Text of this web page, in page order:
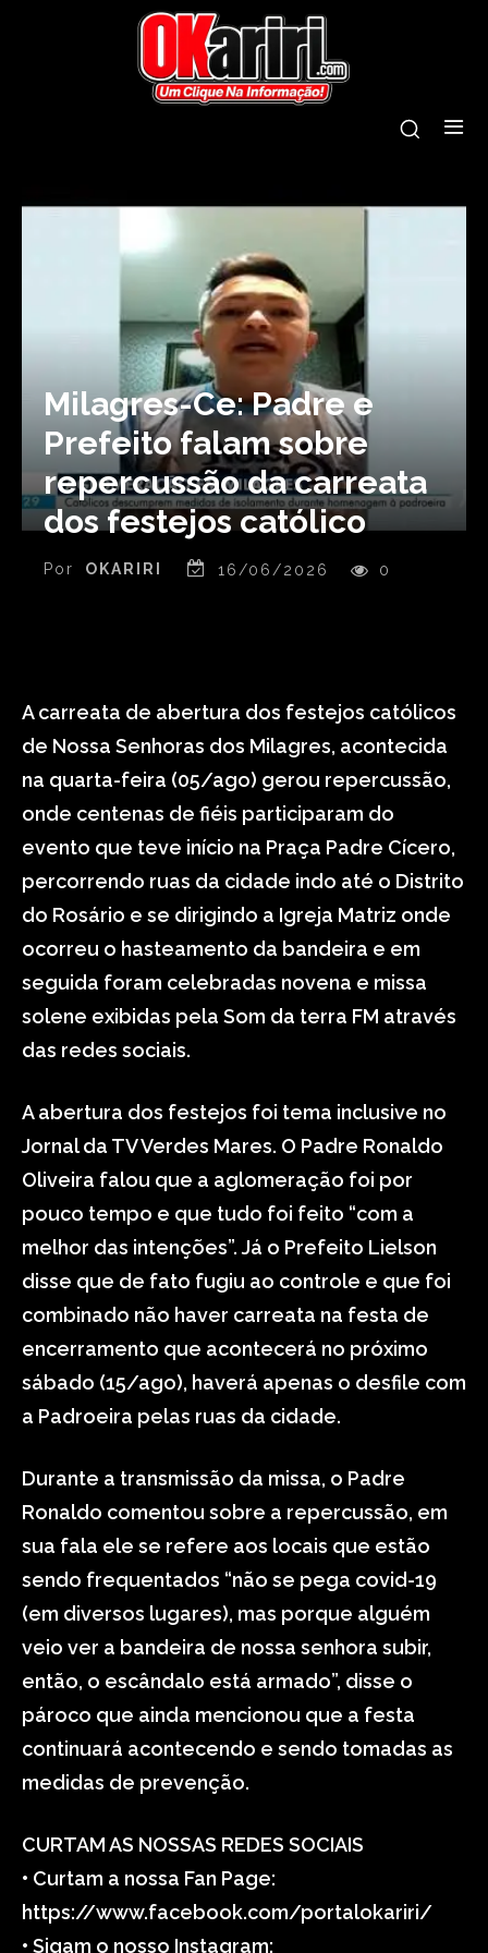
Milagres-Ce: Padre e
Prefeito falam sobre
repercussão da carreata
dos festejos católico
Por OKARIRI 16/06/2026 0
A carreata de abertura dos festejos católicos
de Nossa Senhoras dos Milagres, acontecida
na quarta-feira (05/ago) gerou repercussão,
onde centenas de fiéis participaram do
evento que teve início na Praça Padre Cícero,
percorrendo ruas da cidade indo até o Distrito
do Rosário e se dirigindo a Igreja Matriz onde
ocorreu o hasteamento da bandeira e em
seguida foram celebradas novena e missa
solene exibidas pela Som da terra FM através
das redes sociais.
A abertura dos festejos foi tema inclusive no
Jornal da TV Verdes Mares. O Padre Ronaldo
Oliveira falou que a aglomeração foi por
pouco tempo e que tudo foi feito “com a
melhor das intenções”. Já o Prefeito Lielson
disse que de fato fugiu ao controle e que foi
combinado não haver carreata na festa de
encerramento que acontecerá no próximo
sábado (15/ago), haverá apenas o desfile com
a Padroeira pelas ruas da cidade.
Durante a transmissão da missa, o Padre
Ronaldo comentou sobre a repercussão, em
sua fala ele se refere aos locais que estão
sendo frequentados “não se pega covid-19
(em diversos lugares), mas porque alguém
veio ver a bandeira de nossa senhora subir,
então, o escândalo está armado”, disse o
pároco que ainda mencionou que a festa
continuará acontecendo e sendo tomadas as
medidas de prevenção.
CURTAM AS NOSSAS REDES SOCIAIS
• Curtam a nossa Fan Page:
https://www.facebook.com/portalokariri/
• Sigam o nosso Instagram: